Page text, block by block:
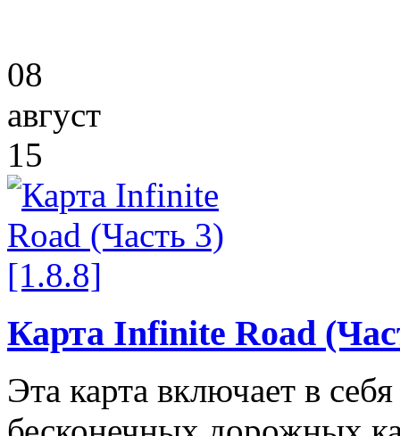
08
август
15
Карта Infinite Road
Эта карта включает в